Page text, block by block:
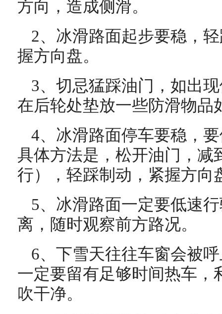
方向，造成侧滑。
2、冰滑路面起步要稳，
握方向盘。
3、切忌猛踩油门，如出
在后轮处垫放一些防滑物品
4、冰滑路面停车要稳，
具体方法是，松开油门，减
行），轻踩制动，紧握方向
5、冰滑路面一定要低速
离，随时观察前方路况。
6、下雪天往往车窗会被
一定要留有足够时间热车，
吹干净。